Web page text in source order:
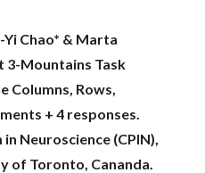
Yi Chao* & Marta
3-Mountains Task
Columns, Rows,
+ 4 responses.
Neuroscience (CPIN),
of Toronto, Cananda.